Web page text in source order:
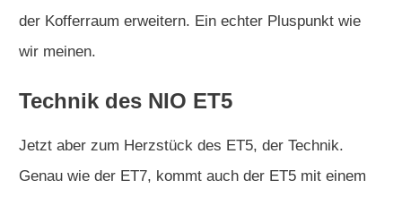
der Kofferraum erweitern. Ein echter Pluspunkt wie
wir meinen.
Technik des NIO ET5
Jetzt aber zum Herzstück des ET5, der Technik.
Genau wie der ET7, kommt auch der ET5 mit einem